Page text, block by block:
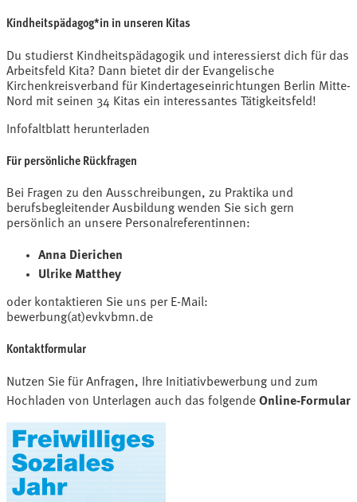
Kindheitspädagog*in in unseren Kitas
Du studierst Kindheitspädagogik und interessierst dich für das
Arbeitsfeld Kita? Dann bietet dir der Evangelische
Kirchenkreisverband für Kindertageseinrichtungen Berlin Mitte-
Nord mit seinen 34 Kitas ein interessantes Tätigkeitsfeld!
Infofaltblatt herunterladen
Für persönliche Rückfragen
Bei Fragen zu den Ausschreibungen, zu Praktika und
berufsbegleitender Ausbildung wenden Sie sich gern
persönlich an unsere Personalreferentinnen:
Anna Dierichen
Ulrike Matthey
oder kontaktieren Sie uns per E-Mail:
bewerbung(at)evkvbmn.de
Kontaktformular
Nutzen Sie für Anfragen, Ihre Initiativbewerbung und zum
Hochladen von Unterlagen auch das folgende Online-Formular